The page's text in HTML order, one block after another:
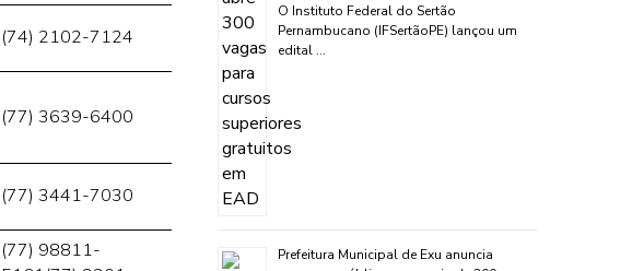
(74) 2102-7124
(77) 3639-6400
(77) 3441-7030
(77) 98811-
O Instituto Federal do Sertão
Pernambucano (IFSertãoPE) lançou um
edital …
Prefeitura Municipal de Exu anuncia